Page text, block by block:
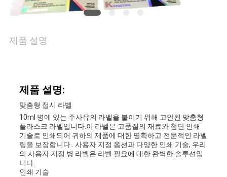
경
제품 설명
제품 설명:
맞춤형 접시 라벨
10ml 병에 있는 주사유의 라벨을 붙이기 위해 고안된 맞춤형
플라스크 라벨입니다.이 라벨은 고품질의 재료와 첨단 인쇄
기술로 인쇄되어 귀하의 제품에 대한 명확하고 전문적인 라벨
링을 보장합니다.. 사용자 지정 옵션과 다양한 인쇄 기술, 우리
의 사용자 지정 병 라벨은 라벨 필요에 대한 완벽한 솔루션입
니다.
인쇄 기술